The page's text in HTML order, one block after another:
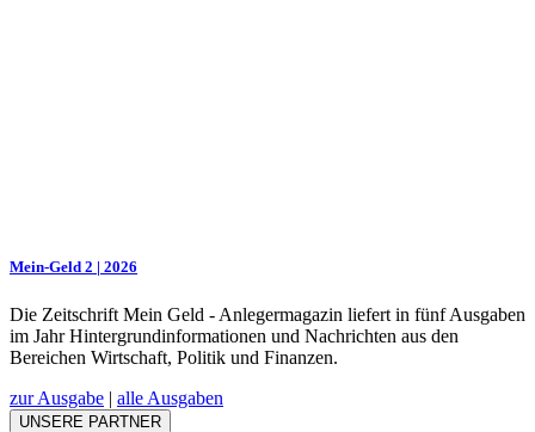
Mein-Geld 2 | 2026
Die Zeitschrift Mein Geld - Anlegermagazin liefert in fünf Ausgaben
im Jahr Hintergrundinformationen und Nachrichten aus den
Bereichen Wirtschaft, Politik und Finanzen.
zur Ausgabe | alle Ausgaben
UNSERE PARTNER